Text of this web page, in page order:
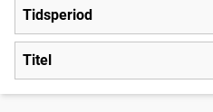
Tidsperiod
Titel